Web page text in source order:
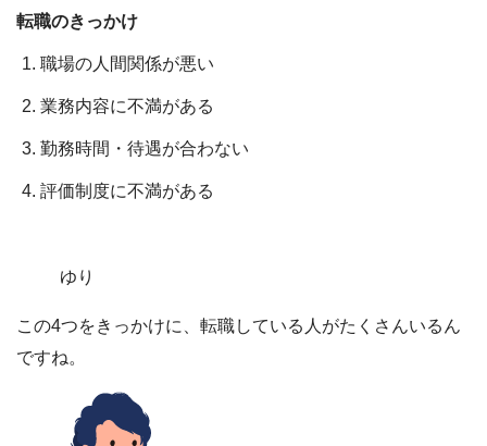
転職のきっかけ
職場の人間関係が悪い
業務内容に不満がある
勤務時間・待遇が合わない
評価制度に不満がある
ゆり
この4つをきっかけに、転職している人がたくさんいるん
ですね。